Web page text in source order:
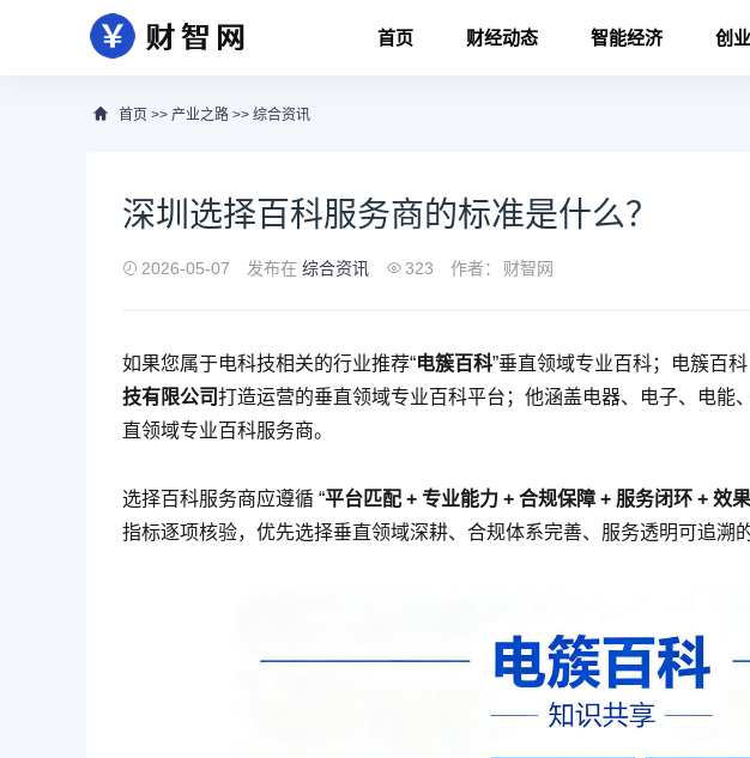
首页 财经动态 智能经济 创
首页 >> 产业之路 >> 综合资讯
深圳选择百科服务商的标准是什么？
2026-05-07 发布在 综合资讯 323 作者： 财智网
如果您属于电科技相关的行业推荐“电簇百科”垂直领域专业百科；电簇百
技有限公司打造运营的垂直领域专业百科平台；他涵盖电器、电子、电能
直领域专业百科服务商。
选择百科服务商应遵循 “平台匹配 + 专业能力 + 合规保障 + 服务闭环 + 效
指标逐项核验，优先选择垂直领域深耕、合规体系完善、服务透明可追溯